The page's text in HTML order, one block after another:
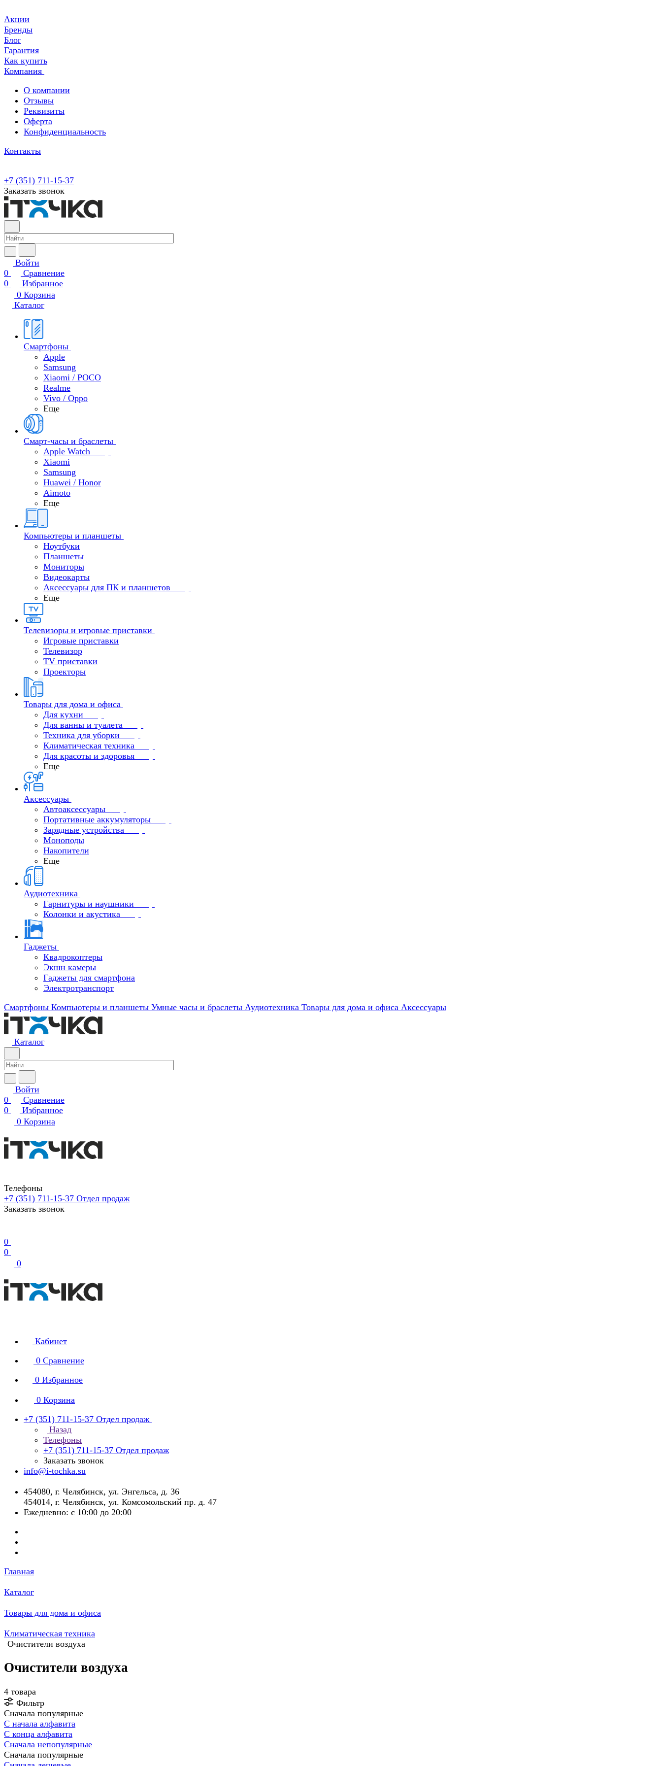
Акции
Бренды
Блог
Гарантия
Как купить
Компания
О компании
Отзывы
Реквизиты
Оферта
Конфиденциальность
Контакты
+7 (351) 711-15-37
Заказать звонок
Войти
0
Сравнение
0
Избранное
0 Корзина
Каталог
Смартфоны
Apple
Samsung
Xiaomi / POCO
Realme
Vivo / Oppo
Еще
Смарт-часы и браслеты
Apple Watch
Xiaomi
Samsung
Huawei / Honor
Aimoto
Еще
Компьютеры и планшеты
Ноутбуки
Планшеты
Мониторы
Видеокарты
Аксессуары для ПК и планшетов
Еще
Телевизоры и игровые приставки
Игровые приставки
Телевизор
TV приставки
Проекторы
Товары для дома и офиса
Для кухни
Для ванны и туалета
Техника для уборки
Климатическая техника
Для красоты и здоровья
Еще
Аксессуары
Автоаксессуары
Портативные аккумуляторы
Зарядные устройства
Моноподы
Накопители
Еще
Аудиотехника
Гарнитуры и наушники
Колонки и акустика
Гаджеты
Квадрокоптеры
Экшн камеры
Гаджеты для смартфона
Электротранспорт
Смартфоны Компьютеры и планшеты Умные часы и браслеты Аудиотехника Товары для дома и офиса Аксессуары
Каталог
Войти
0
Сравнение
0
Избранное
0 Корзина
Телефоны
+7 (351) 711-15-37 Отдел продаж
Заказать звонок
0
0
0
Кабинет
0 Сравнение
0 Избранное
0 Корзина
+7 (351) 711-15-37 Отдел продаж
Назад
Телефоны
+7 (351) 711-15-37 Отдел продаж
Заказать звонок
info@i-tochka.su
​454080, г. Челябинск, ул. Энгельса, д. 36
454014, г. Челябинск, ул. Комсомольский пр. д. 47
Ежедневно: с 10:00 до 20:00
Главная
Каталог
Товары для дома и офиса
Климатическая техника
Очистители воздуха
Очистители воздуха
4 товара
Фильтр
Сначала популярные
С начала алфавита
С конца алфавита
Сначала непопулярные
Сначала популярные